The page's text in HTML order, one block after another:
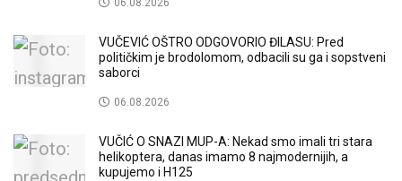
06.08.2026
VUČEVIĆ OŠTRO ODGOVORIO ĐILASU: Pred
političkim je brodolomom, odbacili su ga i sopstveni
saborci
06.08.2026
VUČIĆ O SNAZI MUP-A: Nekad smo imali tri stara
helikoptera, danas imamo 8 najmodernijih, a
kupujemo i H125